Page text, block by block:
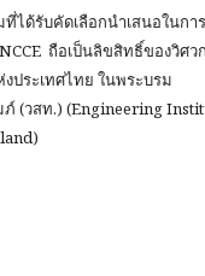
ได้รับคัดเลือกนำเสนอในการ
ถือเป็นลิขสิทธิ์ของวิศว
ประเทศไทย ในพระบรม
(วสท.) (Engineering